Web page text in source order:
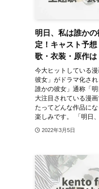
明日、私は誰か
定！キャスト予
歌・衣装・原作は
今大ヒットしている
彼女」がドラマ化さ
誰かの彼女」通称「
大注目されている漫
たってどんな作品に
楽しみです。 「明日
2022年3月5日